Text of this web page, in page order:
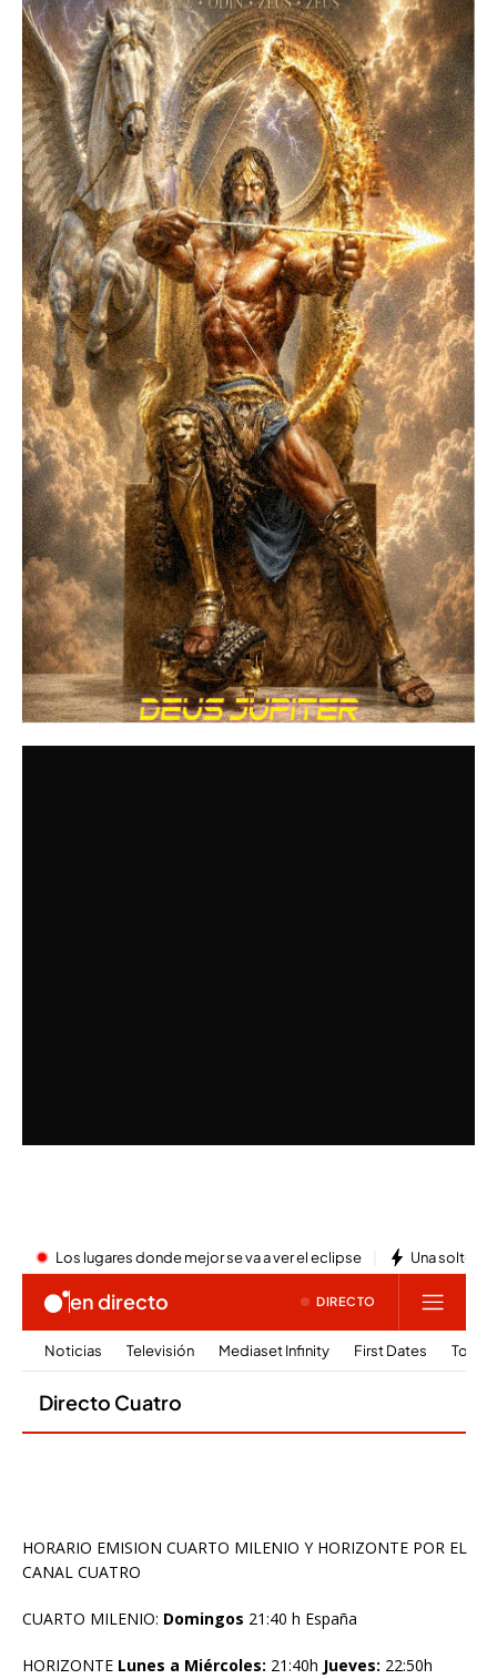
HORARIO EMISION CUARTO MILENIO Y HORIZONTE POR EL
CANAL CUATRO
CUARTO MILENIO: Domingos 21:40 h España
HORIZONTE Lunes a Miércoles: 21:40h Jueves: 22:50h